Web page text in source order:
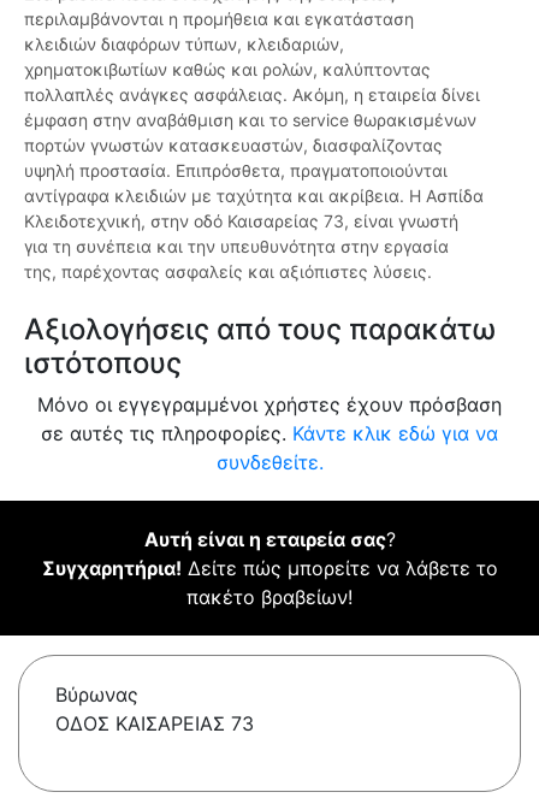
περιλαμβάνονται η προμήθεια και εγκατάσταση
κλειδιών διαφόρων τύπων, κλειδαριών,
χρηματοκιβωτίων καθώς και ρολών, καλύπτοντας
πολλαπλές ανάγκες ασφάλειας. Ακόμη, η εταιρεία δίνει
έμφαση στην αναβάθμιση και το service θωρακισμένων
πορτών γνωστών κατασκευαστών, διασφαλίζοντας
υψηλή προστασία. Επιπρόσθετα, πραγματοποιούνται
αντίγραφα κλειδιών με ταχύτητα και ακρίβεια. Η Ασπίδα
Κλειδοτεχνική, στην οδό Καισαρείας 73, είναι γνωστή
για τη συνέπεια και την υπευθυνότητα στην εργασία
της, παρέχοντας ασφαλείς και αξιόπιστες λύσεις.
Αξιολογήσεις από τους παρακάτω
ιστότοπους
Μόνο οι εγγεγραμμένοι χρήστες έχουν πρόσβαση
σε αυτές τις πληροφορίες. Κάντε κλικ εδώ για να
συνδεθείτε.
Αυτή είναι η εταιρεία σας?
Συγχαρητήρια! Δείτε πώς μπορείτε να λάβετε το
πακέτο βραβείων!
Βύρωνας
ΟΔΟΣ ΚΑΙΣΑΡΕΙΑΣ 73